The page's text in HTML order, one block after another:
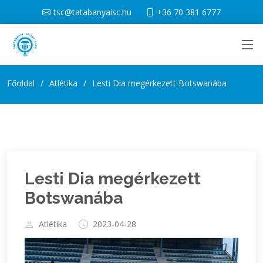
tsc@tatabanyaisc.hu +36 70 381 6777
Főoldal Atlétika Lesti Dia megérkezett Botswanába
Lesti Dia megérkezett
Botswanába
Atlétika 2023-04-28